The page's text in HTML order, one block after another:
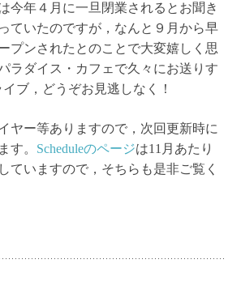
今年４月に一旦閉業されるとお聞き
ていたのですが，なんと９月から早
プンされたとのことで大変嬉しく思
ラダイス・カフェで久々にお送りす
ブ，どうぞお見逃しなく！
ヤー等ありますので，次回更新時に
す。 Scheduleのページは11月あたり
ていますので，そちらも是非ご覧く